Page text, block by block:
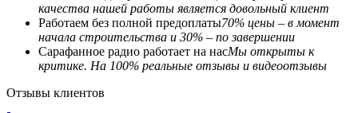
качества нашей работы является довольный клиент
Работаем без полной предоплаты70% цены – в момент
начала строительства и 30% – по завершении
Сарафанное радио работает на насМы открыты к
критике. На 100% реальные отзывы и видеоотзывы
Отзывы клиентов